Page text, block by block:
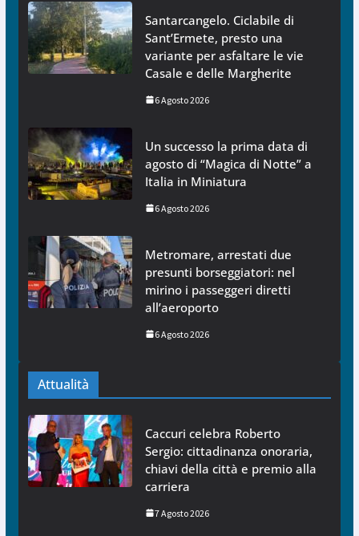
Santarcangelo. Ciclabile di
Sant’Ermete, presto una
variante per asfaltare le vie
Casale e delle Margherite
6 Agosto 2026
Un successo la prima data di
agosto di “Magica di Notte” a
Italia in Miniatura
6 Agosto 2026
Metromare, arrestati due
presunti borseggiatori: nel
mirino i passeggeri diretti
all’aeroporto
6 Agosto 2026
Attualità
Caccuri celebra Roberto
Sergio: cittadinanza onoraria,
chiavi della città e premio alla
carriera
7 Agosto 2026